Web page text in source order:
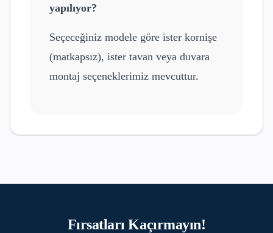
yapılıyor?
Seçeceğiniz modele göre ister kornişe
(matkapsız), ister tavan veya duvara
montaj seçeneklerimiz mevcuttur.
Fırsatları Kaçırmayın!